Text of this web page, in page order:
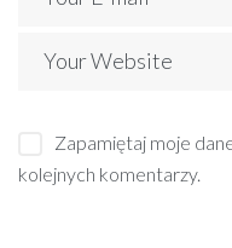
Zapamiętaj moje
kolejnych komentarzy.